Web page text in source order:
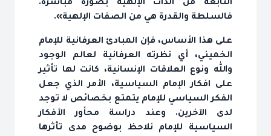
النابعة من الذات الإلهية بصورة مباشرة.
فالسلطة والقدرة هي من الصفات الإلهية».
على هذا الأساس، فإن المبادئ العرفانية للإمام
الخميني، أي نظرته العرفانية لعالم الوجود
والله ونوع العلاقات الإنسانية، كانت لها تأثير
على افكار الإمام السياسية، الأمر الذي جعل
الفكر السياسي للإمام يتمتع بخصائص لا توجد
لدى الآخرين. وعند دراسة محأور الأفكار
السياسية للإمام نلاحظ بوضوح مدى تأثرها